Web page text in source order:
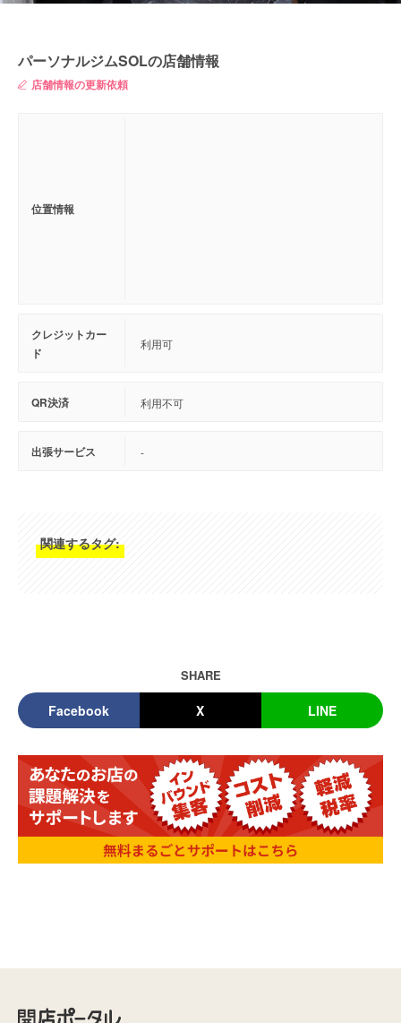
パーソナルジムSOLの店舗情報
店舗情報の更新依頼
位置情報
クレジットカー
ド
利用可
QR決済 利用不可
出張サービス -
関連するタグ:
SHARE
Facebook X LINE